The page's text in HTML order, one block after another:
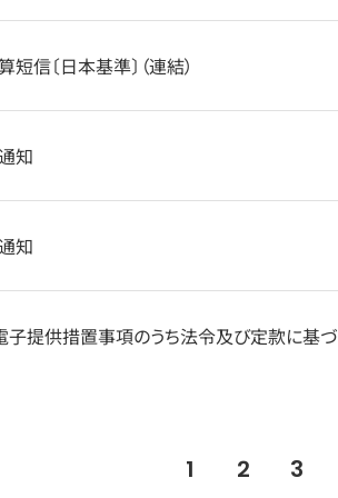
信〔日本基準〕（連結）
知
知
提供措置事項のうち法令及び定款に基
1 2 3